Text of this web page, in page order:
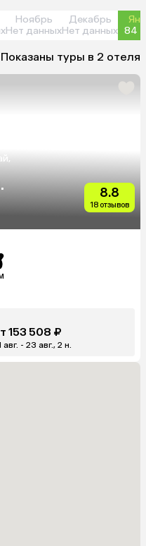
Ноябрь
Нет данных
Декабрь
Нет данных 84
Показаны туры в 2 отеля
8.8
18 отзывов
153 508 ₽
авг. - 23 авг., 2 н.